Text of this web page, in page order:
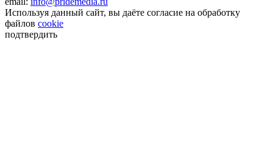
Используя данный сайт, вы даёте согласие на обработку
файлов cookie
подтвердить